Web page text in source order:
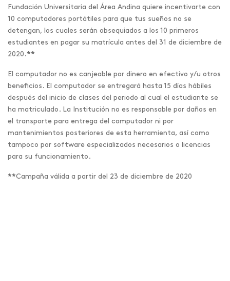
Fundación Universitaria del Área Andina quiere incentivarte con
10 computadores portátiles para que tus sueños no se
detengan, los cuales serán obsequiados a los 10 primeros
estudiantes en pagar su matrícula antes del 31 de diciembre de
2020.**
El computador no es canjeable por dinero en efectivo y/u otros
beneficios. El computador se entregará hasta 15 días hábiles
después del inicio de clases del periodo al cual el estudiante se
ha matriculado. La Institución no es responsable por daños en
el transporte para entrega del computador ni por
mantenimientos posteriores de esta herramienta, así como
tampoco por software especializados necesarios o licencias
para su funcionamiento.
**Campaña válida a partir del 23 de diciembre de 2020